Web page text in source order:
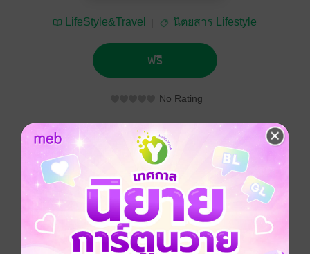
LifeStyle&Travel นิตยสาร Lifestyle
ฟรี
No Rating
ประเภทไฟล์ pdf
วันที่วางขาย 08 มกราคม 2562